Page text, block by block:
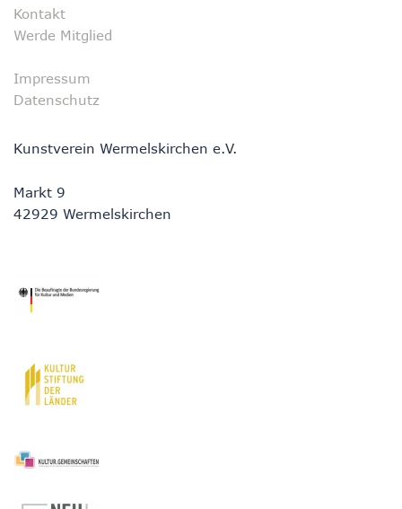
Kontakt
Werde Mitglied
Impressum
Datenschutz
Kunstverein Wermelskirchen e.V.
Markt 9
42929 Wermelskirchen